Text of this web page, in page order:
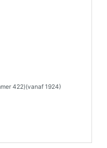
422)(vanaf 1924)